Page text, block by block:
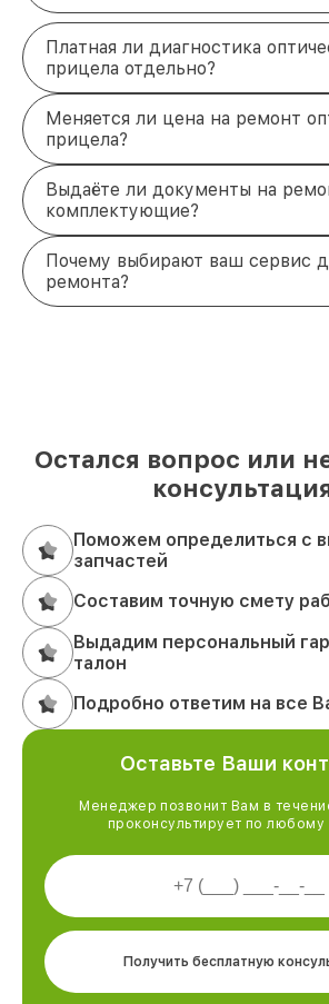
Платная ли диагностика
прицела отдельно?
Меняется ли цена на ремонт
прицела?
Выдаёте ли документы на
комплектующие?
Почему выбирают ваш сервис
ремонта?
Остался вопрос или
Поможем определиться с
запчастей
Составим точную смету
Выдадим персональный
талон
Подробно ответим на все
Оставьте Ваши
Менеджер позвонит Вам в
проконсультирует по любому
Получить бесплатную